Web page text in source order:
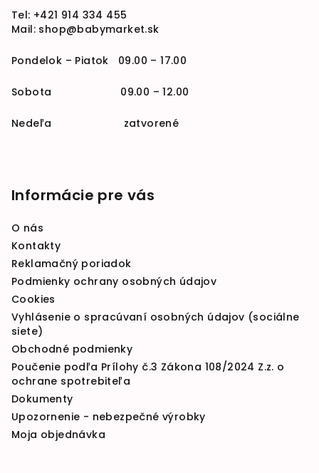
Tel: +421 914 334 455
Mail: shop@babymarket.sk
Pondelok – Piatok 09.00 – 17.00
Sobota 09.00 – 12.00
Nedeľa zatvorené
Informácie pre vás
O nás
Kontakty
Reklamačný poriadok
Podmienky ochrany osobných údajov
Cookies
Vyhlásenie o spracúvaní osobných údajov (sociálne
siete)
Obchodné podmienky
Poučenie podľa Prílohy č.3 Zákona 108/2024 Z.z. o
ochrane spotrebiteľa
Dokumenty
Upozornenie - nebezpečné výrobky
Moja objednávka